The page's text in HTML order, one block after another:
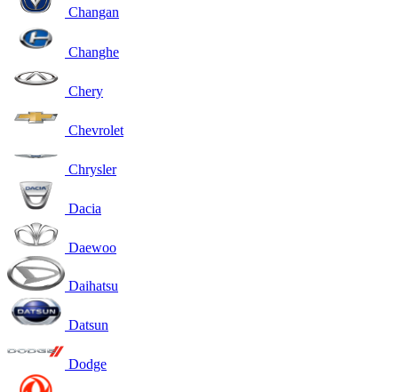
Changan
Changhe
Chery
Chevrolet
Chrysler
Dacia
Daewoo
Daihatsu
Datsun
Dodge